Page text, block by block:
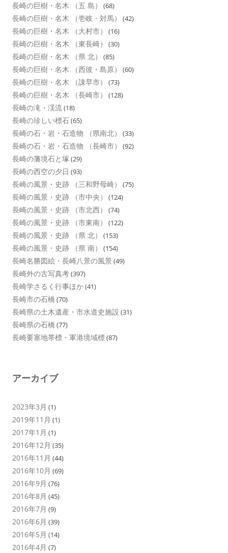
長崎の巨樹・名木 （五 島） (68)
長崎の巨樹・名木 （壱岐・対馬） (42)
長崎の巨樹・名木 （大村市） (16)
長崎の巨樹・名木 （東長崎） (30)
長崎の巨樹・名木 （県 北） (85)
長崎の巨樹・名木 （西彼・島原） (60)
長崎の巨樹・名木 （諌早市） (73)
長崎の巨樹・名木 （長崎市） (128)
長崎の滝・渓流(18)
長崎の珍しい標石(65)
長崎の石・岩・石造物 （県南北） (33)
長崎の石・岩・石造物 （長崎市） (92)
長崎の藩境石と塚 (29)
長崎の西空の夕日 (93)
長崎の風景・史跡 （三和野母崎） (75)
長崎の風景・史跡 （市中央） (124)
長崎の風景・史跡 （市北西） (74)
長崎の風景・史跡 （市東南） (122)
長崎の風景・史跡 （県 北） (153)
長崎の風景・史跡 （県 南） (154)
長崎名勝図絵・長崎八景の風景 (49)
長崎外の古写真考(397)
長崎学さるく行事ほか(41)
長崎市の石橋 (70)
長崎県の土木遺産・市水道史施設 (31)
長崎県の石橋 (77)
長崎要塞地帯標・軍港境域標(87)
アーカイブ
2023年3月 (1)
2019年11月 (1)
2017年1月 (1)
2016年12月 (35)
2016年11月 (44)
2016年10月 (69)
2016年9月 (76)
2016年8月 (45)
2016年7月 (9)
2016年6月 (39)
2016年5月 (14)
2016年4月 (7)